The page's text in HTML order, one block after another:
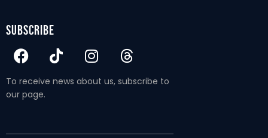
subscribe
To receive news about us, subscribe to
our page.